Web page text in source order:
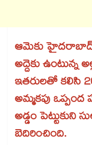
ఆమెకు
అద్దెకు
ఇతరులతో కలిసి
అమ్మకపు ఒప్పంద
అడ్డం పెట్టుకుని
బెదిరించింది.